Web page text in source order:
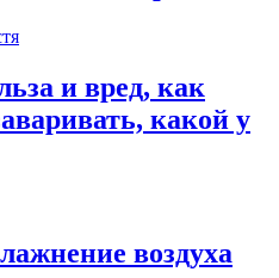
и вред, как
какой у
воздуха